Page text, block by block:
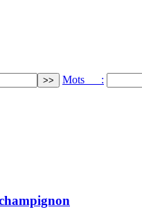
Mots :